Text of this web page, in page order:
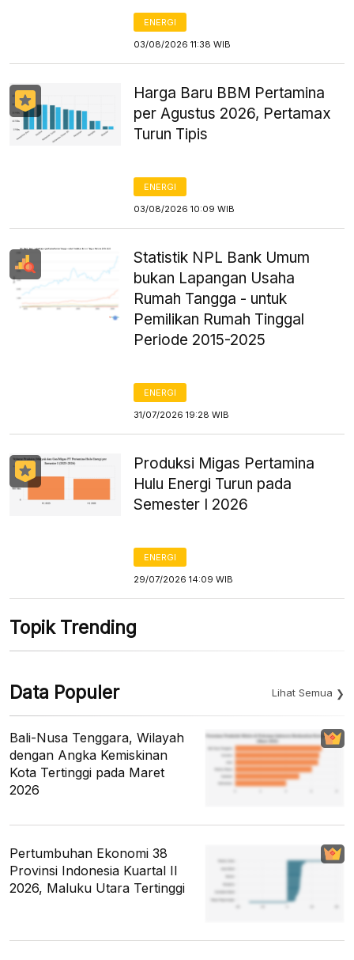
ENERGI
03/08/2026 11:38 WIB
Harga Baru BBM Pertamina
per Agustus 2026, Pertamax
Turun Tipis
ENERGI
03/08/2026 10:09 WIB
Statistik NPL Bank Umum
bukan Lapangan Usaha
Rumah Tangga - untuk
Pemilikan Rumah Tinggal
Periode 2015-2025
ENERGI
31/07/2026 19:28 WIB
Produksi Migas Pertamina
Hulu Energi Turun pada
Semester I 2026
ENERGI
29/07/2026 14:09 WIB
Topik Trending
Data Populer Lihat Semua
Bali-Nusa Tenggara, Wilayah
dengan Angka Kemiskinan
Kota Tertinggi pada Maret
2026
Pertumbuhan Ekonomi 38
Provinsi Indonesia Kuartal II
2026, Maluku Utara Tertinggi